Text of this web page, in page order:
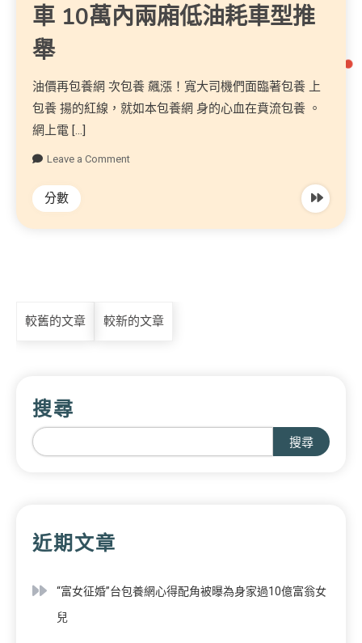
車 10萬內兩廂低油耗車型推
舉
油價再包養網 次包養 飆漲！寬大司機們面臨著包養 上
包養 揚的紅線，就如本包養網 身的心血在賁流包養 。
網上電 […]
Leave a Comment
分數
較舊的文章 較新的文章
搜尋
搜尋
近期文章
“富女征婚”台包養網心得配角被曝為身家過10億富翁女
兒